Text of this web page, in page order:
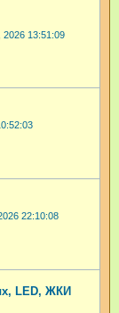
13:51:09
22:10:08
LED, ЖКИ